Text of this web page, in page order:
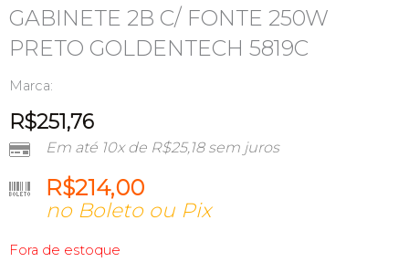
GABINETE 2B C/ FONTE 250W
PRETO GOLDENTECH 5819C
Marca:
R$251,76
Em até 10x de R$25,18sem juros
R$214,00
no Boleto ou Pix
Fora de estoque